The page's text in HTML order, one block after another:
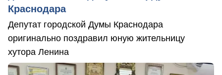
Краснодара
Депутат городской Думы Краснодара
оригинально поздравил юную жительницу
хутора Ленина